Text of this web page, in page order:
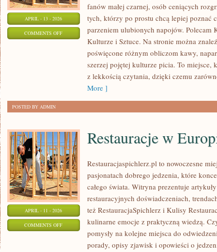
APRIL - 13 - 2026
COMMENTS OFFON
fanów małej czarnej, osób ceniących
tych, którzy po prostu chcą lepiej poznać
parzeniem ulubionych napojów. Polecam
Kulturze i Sztuce. Na stronie można
poświęcone różnym obliczom kawy,
szerzej pojętej kulturze picia. To miejsce,
z lekkością czytania, dzięki czemu
More ]
POSTED BY ADMIN
APRIL - 11 - 2026
COMMENTS OFFON
RESTAURACJE
Restauracje w
Restauracjaspichlerz.pl to nowoczesne
pasjonatach dobrego jedzenia, które
całego świata. Witryna prezentuje
restauracyjnych doświadczeniach,
też RestauracjaSpichlerz i Kulisy
kulinarne emocje z praktyczną wiedzą.
pomysły na kolejne miejsca do
porady, opisy zjawisk i opowieści o